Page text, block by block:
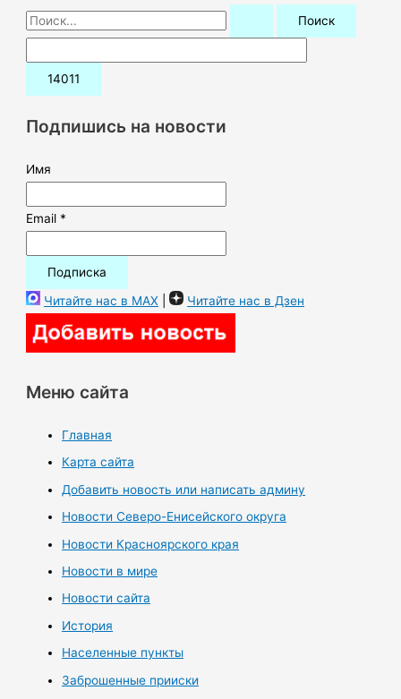
П
о
и
:Подпишись на новости
Имя
Email *
Читайте нас в MAX | Читайте нас в Дзен
Меню сайта
Главная
Карта сайта
Добавить новость или написать админу
Новости Северо-Енисейского округа
Новости Красноярского края
Новости в мире
Новости сайта
История
Населенные пункты
Заброшенные прииски